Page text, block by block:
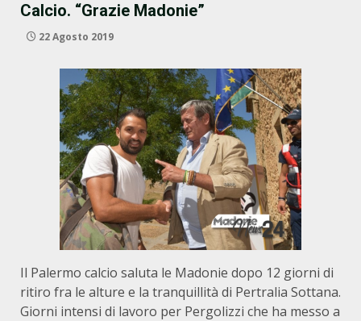
Calcio. “Grazie Madonie”
22 Agosto 2019
Il Palermo calcio saluta le Madonie dopo 12 giorni di
ritiro fra le alture e la tranquillità di Pertralia Sottana.
Giorni intensi di lavoro per Pergolizzi che ha messo a